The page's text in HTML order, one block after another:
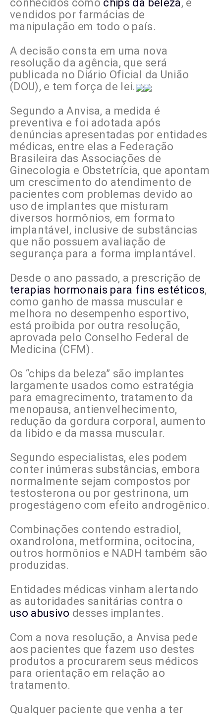
conhecidos como chips da beleza, e
vendidos por farmácias de
manipulação em todo o país.
A decisão consta em uma nova
resolução da agência, que será
publicada no Diário Oficial da União
(DOU), e tem força de lei.
Segundo a Anvisa, a medida é
preventiva e foi adotada após
denúncias apresentadas por entidades
médicas, entre elas a Federação
Brasileira das Associações de
Ginecologia e Obstetrícia, que apontam
um crescimento do atendimento de
pacientes com problemas devido ao
uso de implantes que misturam
diversos hormônios, em formato
implantável, inclusive de substâncias
que não possuem avaliação de
segurança para a forma implantável.
Desde o ano passado, a prescrição de
terapias hormonais para fins estéticos,
como ganho de massa muscular e
melhora no desempenho esportivo,
está proibida por outra resolução,
aprovada pelo Conselho Federal de
Medicina (CFM).
Os “chips da beleza” são implantes
largamente usados como estratégia
para emagrecimento, tratamento da
menopausa, antienvelhecimento,
redução da gordura corporal, aumento
da libido e da massa muscular.
Segundo especialistas, eles podem
conter inúmeras substâncias, embora
normalmente sejam compostos por
testosterona ou por gestrinona, um
progestágeno com efeito androgênico.
Combinações contendo estradiol,
oxandrolona, metformina, ocitocina,
outros hormônios e NADH também são
produzidas.
Entidades médicas vinham alertando
as autoridades sanitárias contra o
uso abusivo desses implantes.
Com a nova resolução, a Anvisa pede
aos pacientes que fazem uso destes
produtos a procurarem seus médicos
para orientação em relação ao
tratamento.
Qualquer paciente que venha a ter